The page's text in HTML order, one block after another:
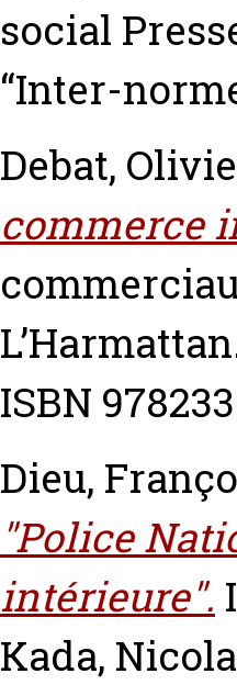
social
“Inter-
Debat,
commerce
ISBN
Dieu,
"Police
intérieure".
Kada,